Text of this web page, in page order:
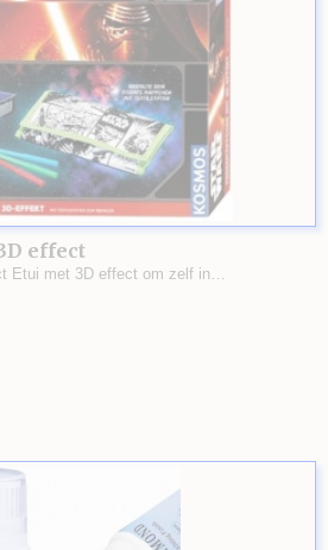
effect
Etui met 3D effect om zelf in…